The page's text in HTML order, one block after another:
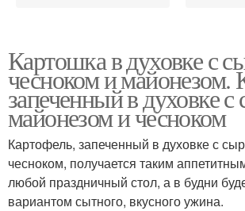
Картошка под сыром
Чесночный картофель
Картошка в духовке с
чесноком и майонезом.
запеченный в духовке
майонезом и чесноком
Картофель, запеченный в духовке с
чесноком, получается таким
любой праздничный стол, а в будни
вариантом сытного, вкусного ужина.